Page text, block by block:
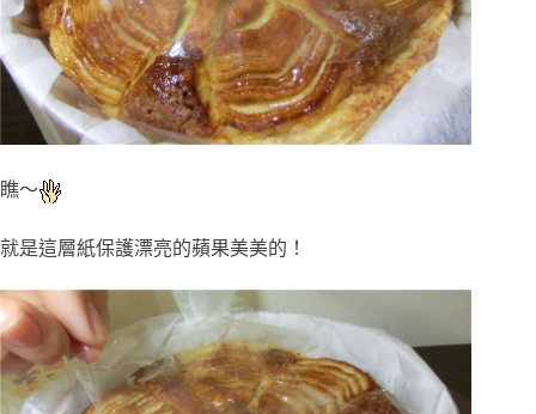
瞧～
就是這層紙保護漂亮的蘋果美美的！